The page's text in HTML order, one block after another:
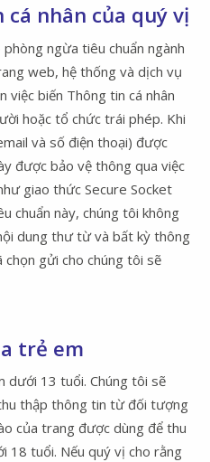
nhân của quý vị
ngừa tiêu chuẩn ngành
web, hệ thống và dịch vụ
việc biến Thông tin cá nhân
hoặc tổ chức trái phép. Khi
và số điện thoại) được
được bảo vệ thông qua việc
giao thức Secure Socket
chuẩn này, chúng tôi không
dung thư từ và bất kỳ thông
gửi cho chúng tôi sẽ
trẻ em
dưới 13 tuổi. Chúng tôi sẽ
thập thông tin từ đối tượng
của trang được dùng để thu
18 tuổi. Nếu quý vị cho rằng